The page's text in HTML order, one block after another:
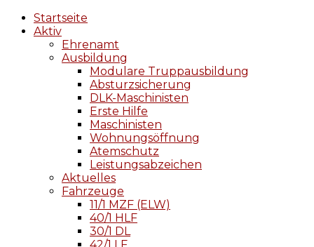
Startseite
Aktiv
Ehrenamt
Ausbildung
Modulare Truppausbildung
Absturzsicherung
DLK-Maschinisten
Erste Hilfe
Maschinisten
Wohnungsöffnung
Atemschutz
Leistungsabzeichen
Aktuelles
Fahrzeuge
11/1 MZF (ELW)
40/1 HLF
30/1 DL